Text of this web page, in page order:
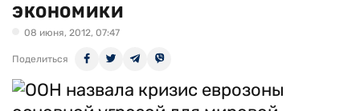
ЭКОНОМИКИ
08 июня, 2012, 07:47
Поделиться